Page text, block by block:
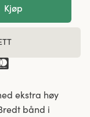
Kjøp
ekstra høy
bånd i